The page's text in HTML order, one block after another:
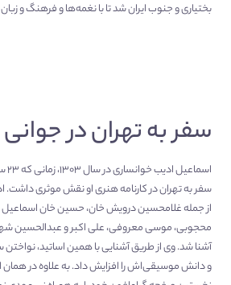
بختیاری و جنوب ایران شد تا با نغمه‌ها و فرهنگ و
سفر به تهران در جوانی
سفر به تهران در کارنامه هنری او نقش موثری داشت.
از جمله غلامحسین درویش خان، حسین خان
محجوبی، موسی معروفی، علی اکبر و عبدالحسین
آشنا شد. وی از طریق آشنایی با همین اساتید، نواختن
و دانش موسیقی‌اش را افزایش داد. به علاوه در